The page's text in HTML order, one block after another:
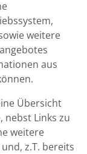
weitere
aus
Übersicht
Links zu
weitere
z.T. bereits